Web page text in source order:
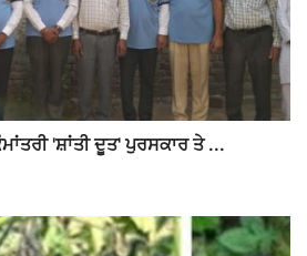
'ਸ਼ਾਂਤੀ ਦੂਤ' ਪੁਰਸਕਾਰ ਤੇ ...